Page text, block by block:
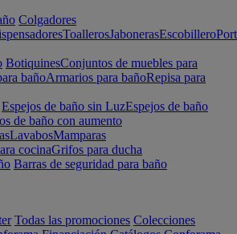
Colgadores
ToallerosJabonerasEscobillero
BotiquinesConjuntos de muebles para
bañoArmarios para bañoRepisa para
Espejos de baño sin LuzEspejos de baño
de baño con aumento
LavabosMamparas
cocinaGrifos para ducha
Barras de seguridad para baño
Todas las promociones Colecciones